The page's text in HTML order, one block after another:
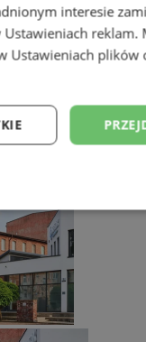
w
interesie
Ustawieniach reklam.
Ustawieniach plików